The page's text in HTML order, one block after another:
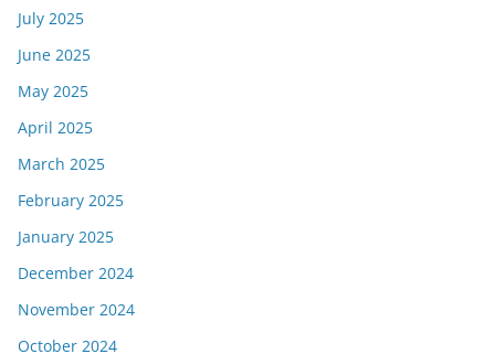
July 2025
June 2025
May 2025
April 2025
March 2025
February 2025
January 2025
December 2024
November 2024
October 2024